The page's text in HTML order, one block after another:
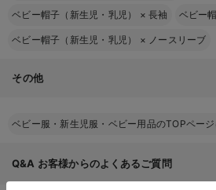
ベビー帽子（新生児・乳児） ×長袖 ベビー
ベビー帽子（新生児・乳児） × ノースリーブ
その他
ベビー服・新生児服・ベビー用品のTOPペー
Q&A お客様からのよくあるご質問